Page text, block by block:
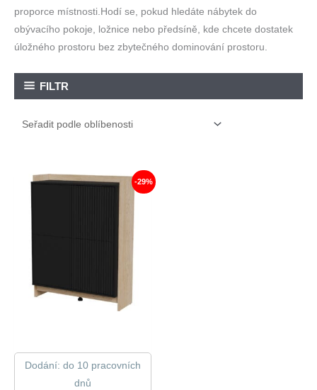
proporce místnosti.Hodí se, pokud hledáte nábytek do
obývacího pokoje, ložnice nebo předsíně, kde chcete dostatek
úložného prostoru bez zbytečného dominování prostoru.
FILTR
-29%
Dodání: do 10 pracovních
dnů